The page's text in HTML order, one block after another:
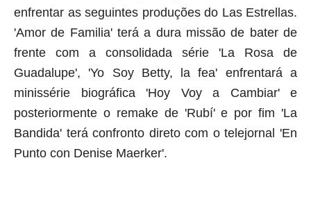
enfrentar as seguintes produções do Las Estrellas.
'Amor de Familia' terá a dura missão de bater de
frente com a consolidada série 'La Rosa de
Guadalupe', 'Yo Soy Betty, la fea' enfrentará a
minissérie biográfica 'Hoy Voy a Cambiar' e
posteriormente o remake de 'Rubí' e por fim 'La
Bandida' terá confronto direto com o telejornal 'En
Punto con Denise Maerker'.